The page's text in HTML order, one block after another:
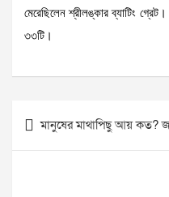
মেরেছিলেন শ্রীলঙ্কার ব্যাটিং
৩৩টি।
Post
navigation
মানুষের মাথাপিছু আয় কত?